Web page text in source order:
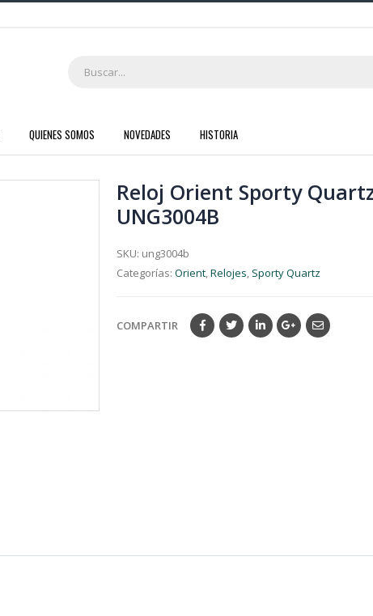
QUIENES SOMOS NOVEDADES HISTORIA
Reloj Orient Sporty
UNG3004B
SKU: ung3004b
Categorías: Orient,Relojes, Sporty Quartz
COMPARTIR